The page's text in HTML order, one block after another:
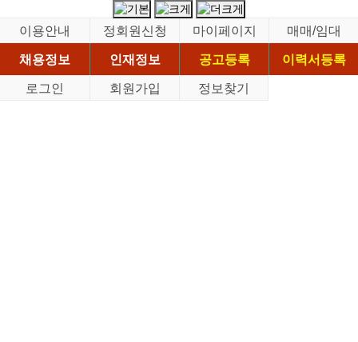
이용안내 정회원신청 마이페이지
매매/임대
채용정보
인재정보 공고등록
이력서등록
로그인
회원가입 정보찾기